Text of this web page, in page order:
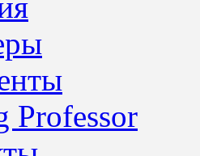
Professor